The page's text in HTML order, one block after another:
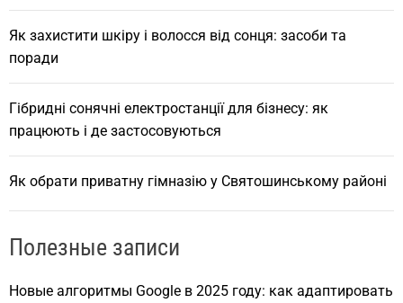
Як захистити шкіру і волосся від сонця: засоби та
поради
Гібридні сонячні електростанції для бізнесу: як
працюють і де застосовуються
Як обрати приватну гімназію у Святошинському районі
Полезные записи
Новые алгоритмы Google в 2025 году: как адаптировать